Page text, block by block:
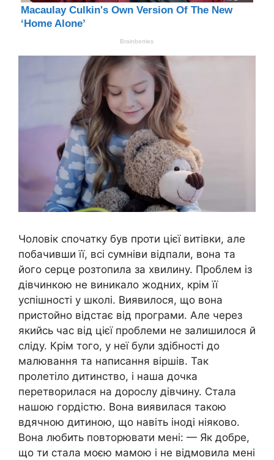
Чоловік спочатку був проти цієї витівки, але
побачивши її, всі сумніви відпали, вона та
його серце розтопила за хвилину. Проблем із
дівчинкою не виникало жодних, крім її
успішності у школі. Виявилося, що вона
пристойно відстає від програми. Але через
якийсь час від цієї проблеми не залишилося й
сліду. Крім того, у неї були здібності до
малювання та написання віршів. Так
пролетіло дитинство, і наша дочка
перетворилася на дорослу дівчину. Стала
нашою гордістю. Вона виявилася такою
вдячною дитиною, що навіть іноді ніяково.
Вона любить повторювати мені: — Як добре,
що ти стала моєю мамою і не відмовила мені